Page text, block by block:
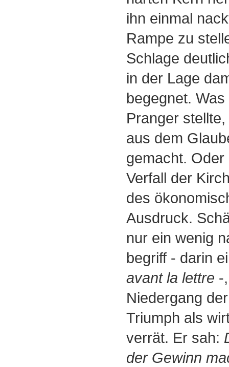
ihn einmal
Rampe zu
Schlage
in der Lage
begegnet.
Pranger
aus dem
gemacht.
Verfall der
des
Ausdruck.
nur ein wenig
begriff - darin
avant la lettre -
Niedergang
Triumph als
verrät. Er sah:
der Gewinn